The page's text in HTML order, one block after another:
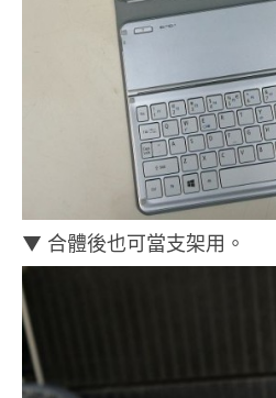
▼ 合體後也可當支架用。